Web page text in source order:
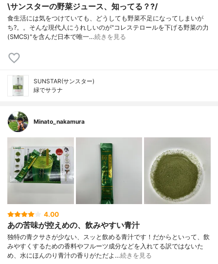
\サンスターの野菜ジュース、知ってる？?/
食生活には気をつけていても、どうしても野菜不足になってしまいが
ち?。。そんな現代人にうれしいのが"コレステロールを下げる野菜の力
(SMCS)"を含んだ日本で唯一…続きを見る
SUNSTAR(サンスター)
緑でサラナ
Minato_nakamura
4.00
あの苦味が控えめの、飲みやすい青汁
独特の青クサさが少ない、スッと飲める青汁です！だからといって、飲
みやすくするための香料やフルーツ成分などを入れてる訳ではないた
め、水にほんのり青汁の香りがただよ…続きを見る